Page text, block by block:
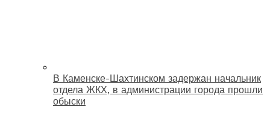
В Каменске-Шахтинском задержан начальник
отдела ЖКХ, в администрации города прошли
обыски